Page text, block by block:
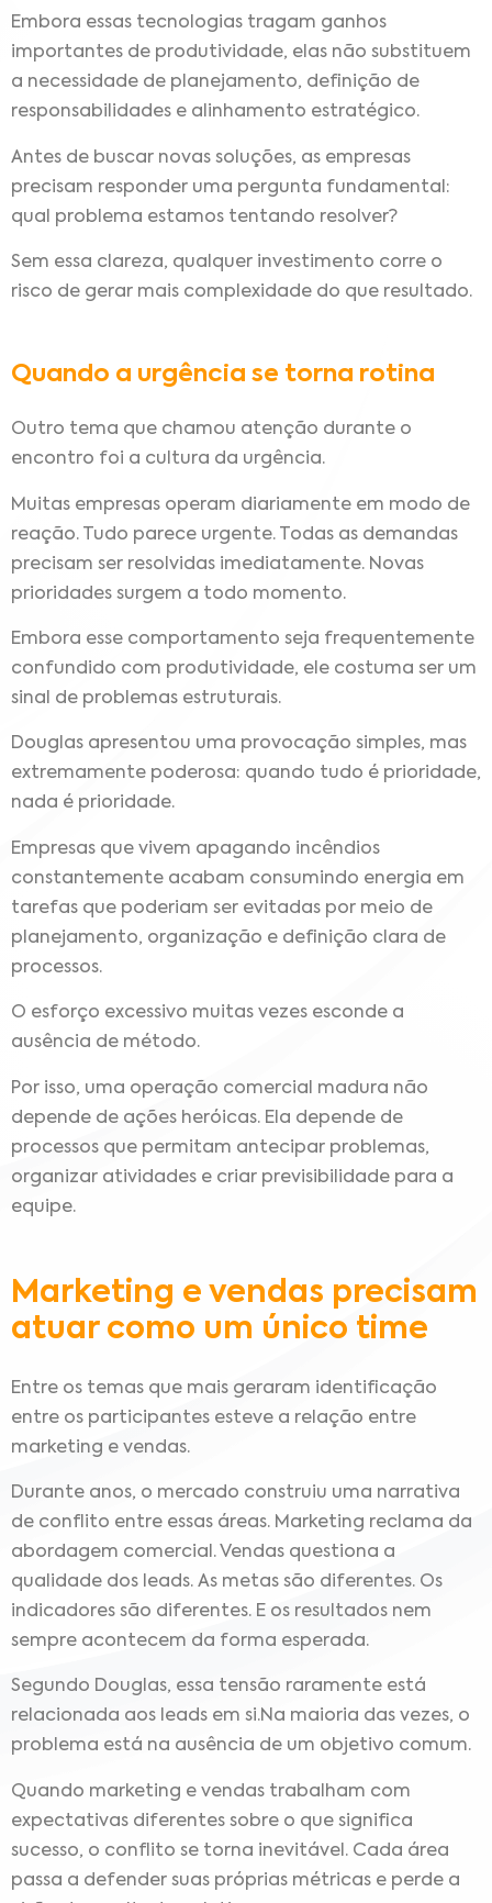
Embora essas tecnologias tragam ganhos
importantes de produtividade, elas não substituem
a necessidade de planejamento, definição de
responsabilidades e alinhamento estratégico.
Antes de buscar novas soluções, as empresas
precisam responder uma pergunta fundamental:
qual problema estamos tentando resolver?
Sem essa clareza, qualquer investimento corre o
risco de gerar mais complexidade do que resultado.
Quando a urgência se torna rotina
Outro tema que chamou atenção durante o
encontro foi a cultura da urgência.
Muitas empresas operam diariamente em modo de
reação. Tudo parece urgente. Todas as demandas
precisam ser resolvidas imediatamente. Novas
prioridades surgem a todo momento.
Embora esse comportamento seja frequentemente
confundido com produtividade, ele costuma ser um
sinal de problemas estruturais.
Douglas apresentou uma provocação simples, mas
extremamente poderosa: quando tudo é prioridade,
nada é prioridade.
Empresas que vivem apagando incêndios
constantemente acabam consumindo energia em
tarefas que poderiam ser evitadas por meio de
planejamento, organização e definição clara de
processos.
O esforço excessivo muitas vezes esconde a
ausência de método.
Por isso, uma operação comercial madura não
depende de ações heróicas. Ela depende de
processos que permitam antecipar problemas,
organizar atividades e criar previsibilidade para a
equipe.
Marketing e vendas precisam
atuar como um único time
Entre os temas que mais geraram identificação
entre os participantes esteve a relação entre
marketing e vendas.
Durante anos, o mercado construiu uma narrativa
de conflito entre essas áreas. Marketing reclama da
abordagem comercial. Vendas questiona a
qualidade dos leads. As metas são diferentes. Os
indicadores são diferentes. E os resultados nem
sempre acontecem da forma esperada.
Segundo Douglas, essa tensão raramente está
relacionada aos leads em si.Na maioria das vezes, o
problema está na ausência de um objetivo comum.
Quando marketing e vendas trabalham com
expectativas diferentes sobre o que significa
sucesso, o conflito se torna inevitável. Cada área
passa a defender suas próprias métricas e perde a